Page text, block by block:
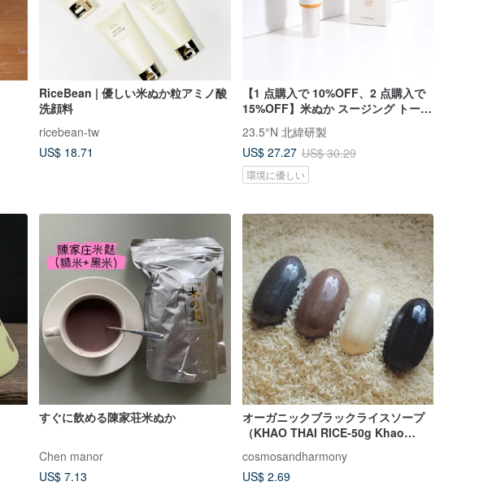
RiceBean | 優しい米ぬか粒アミノ酸
洗顔料
ricebean-tw
US$ 18.71
【1 点購入で 10%OFF、2 点購入で
15%OFF】米ぬか スージング トーン
アップ UV 40mL│皮脂コントロール
＆ソフトフォーカス
23.5°N 北緯研製
US$ 27.27 US$ 30.29
環境に優しい
すぐに飲める陳家荘米ぬか
Chen manor
US$ 7.13
オーガニックブラックライスソープ
（KHAO THAI RICE-50g Khao
cosmosandharmony
US$ 2.69